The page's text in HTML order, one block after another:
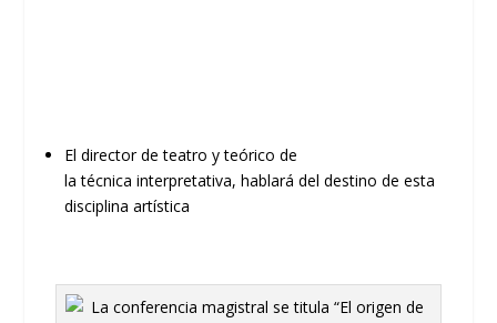
El director deteatro yteórico de
latécnicainterpretativa, hablarádel destino de esta
disciplina artística